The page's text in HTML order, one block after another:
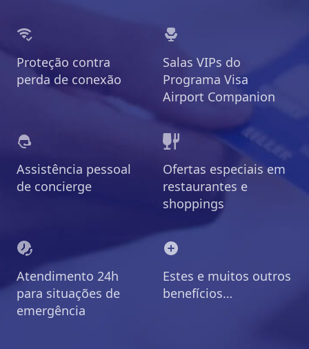
Proteção contra
perda de conexão
Salas VIPs do
Programa Visa
Airport Companion
Assistência pessoal
de concierge
Ofertas especiais em
restaurantes e
shoppings
Atendimento 24h
para situações de
emergência
Estes e muitos outros
benefícios…